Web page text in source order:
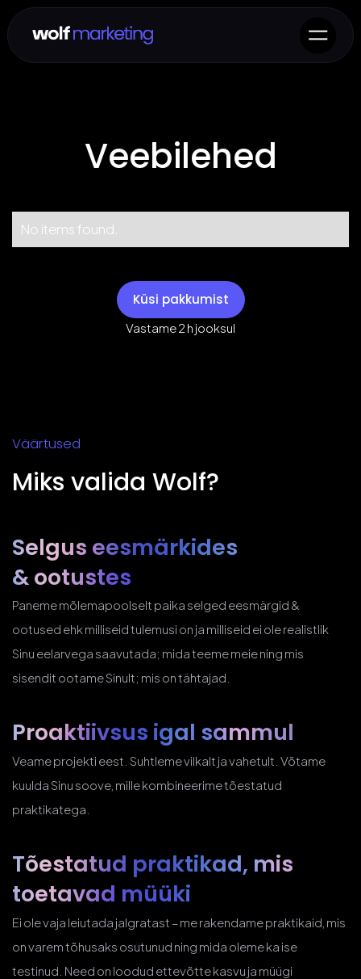
Veebilehed
No items found.
Küsi pakkumist
Vastame 2 h jooksul
Väärtused
Miks valida Wolf?
Selgus eesmärkides
& ootustes
Paneme mõlemapoolselt paika selged eesmärgid &
ootused ehk milliseid tulemusi on ja milliseid ei ole realistlik
Sinu eelarvega saavutada; mida teeme meie ning mis
sisendit ootame Sinult; mis on tähtajad.
Proaktiivsus igal sammul
Veame projekti eest. Suhtleme vilkalt ja vahetult. Võtame
kuulda Sinu soove, mille kombineerime tõestatud
praktikatega.
Tõestatud praktikad, mis
toetavad müüki
Ei ole vaja leiutada jalgratast – me rakendame praktikaid, mis
on varem tõhusaks osutunud ning mida oleme ka ise
testinud. Need on loodud ettevõtte kasvu ja müügi